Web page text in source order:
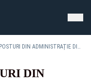
PESTE 6.000 DE POSTURI DIN ADMINISTRAȚIE DISPAR. CE PĂȚESC ȘOFERII CU AMENZI ȘI ORAȘELE MICI FĂRĂ POLIȚIE LOCALĂ
DIN